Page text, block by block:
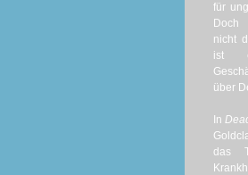
für
Doch
nicht
ist
über
In
das